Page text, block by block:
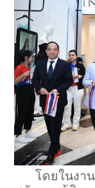
โดยในงานพิ